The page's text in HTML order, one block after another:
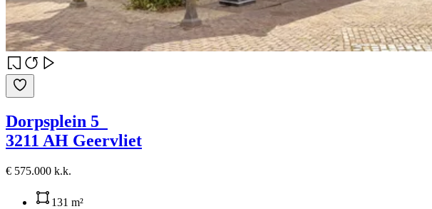
Dorpsplein 5
3211 AH Geervliet
€ 575.000 k.k.
131 m²